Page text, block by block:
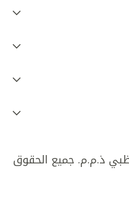
ذ.م.م. جميع الحقوق